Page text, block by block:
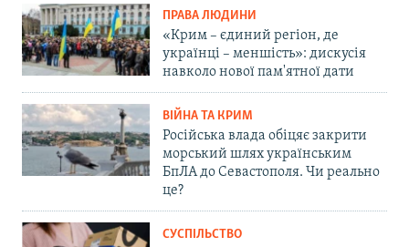
ПРАВА ЛЮДИНИ
«Крим – єдиний регіон, де
українці – меншість»: дискусія
навколо нової пам'ятної дати
ВІЙНА ТА КРИМ
Російська влада обіцяє закрити
морський шлях українським
БпЛА до Севастополя. Чи реально
це?
СУСПІЛЬСТВО